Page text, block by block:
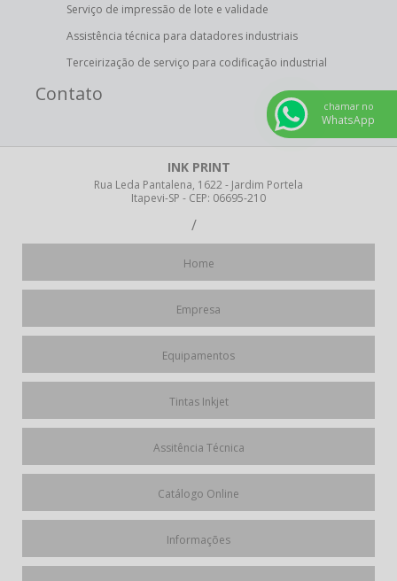
Serviço de impressão de lote e validade
Assistência técnica para datadores industriais
Terceirização de serviço para codificação industrial
Contato
INK PRINT
Rua Leda Pantalena, 1622 - Jardim Portela
Itapevi-SP - CEP: 06695-210
/
Home
Empresa
Equipamentos
Tintas Inkjet
Assitência Técnica
Catálogo Online
Informações
chamar no
WhatsApp